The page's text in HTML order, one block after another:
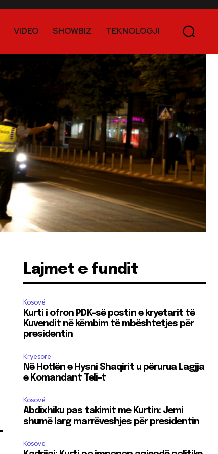
VIDEO SHOWBIZ TEKNOLOGJI
Lajmet e fundit
Kosovë
Kurti i ofron PDK-së postin e kryetarit të
Kuvendit në këmbim të mbështetjes për
presidentin
Kryesore
Në Hotlën e Hysni Shaqirit u përurua Lagjja
e Komandant Teli-t
Kosovë
Abdixhiku pas takimit me Kurtin: Jemi
shumë larg marrëveshjes për presidentin
Kosovë